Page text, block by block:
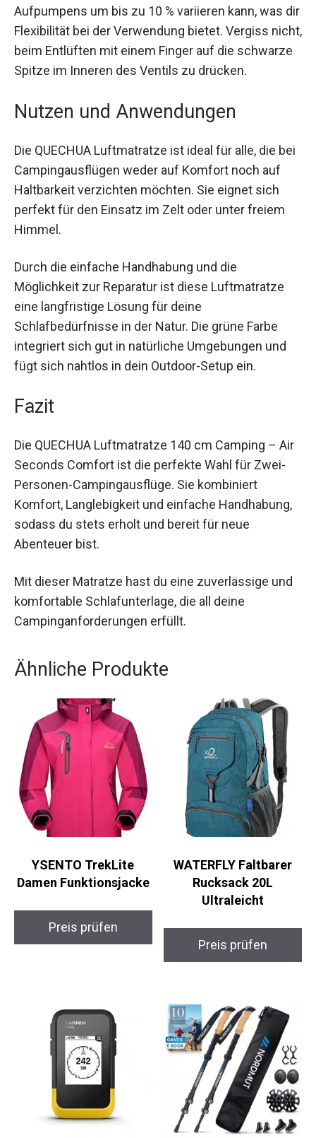
Länge der Luftmatratze je nach Härtegrad des
Aufpumpens um bis zu 10 % variieren kann, was
dir Flexibilität bei der Verwendung bietet. Vergiss
nicht, beim Entlüften mit einem Finger auf die
schwarze Spitze im Inneren des Ventils zu
drücken.
Nutzen und Anwendungen
Die QUECHUA Luftmatratze ist ideal für alle, die
bei Campingausflügen weder auf Komfort noch
auf Haltbarkeit verzichten möchten. Sie eignet
sich perfekt für den Einsatz im Zelt oder unter
freiem Himmel.
Durch die einfache Handhabung und die
Möglichkeit zur Reparatur ist diese Luftmatratze
eine langfristige Lösung für deine
Schlafbedürfnisse in der Natur. Die grüne Farbe
fügt sich nahtlos in dein Outdoor-Setup ein.
Fazit
Die QUECHUA Luftmatratze 140 cm Camping –
Air Seconds Comfort ist die perfekte Wahl für
Zwei-Personen-Campingausflüge. Sie kombiniert
Komfort, Langlebigkeit und einfache
Handhabung, sodass du stets erholt und bereit
für neue Abenteuer bist.
Mit dieser Matratze hast du eine zuverlässige
Campinganforderungen erfüllt.
Ähnliche Produkte
YSENTO TrekLite
Damen Funktionsjacke
WATERFLY Faltbarer
Rucksack 20L
Ultraleicht